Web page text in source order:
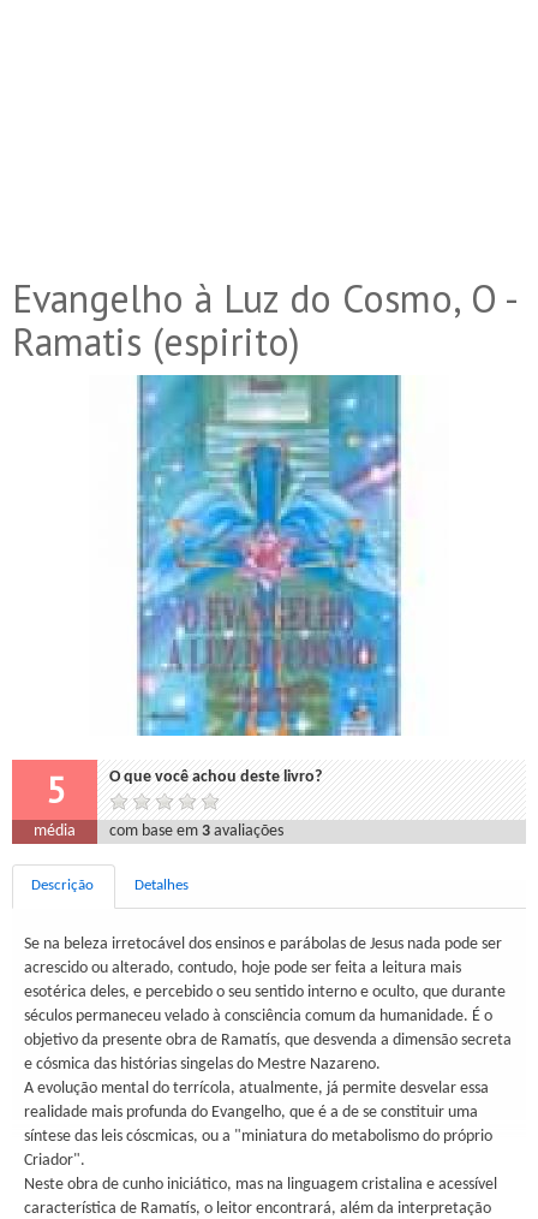
Evangelho à Luz do Cosmo, O -
Ramatis (espirito)
5 O que você achou deste livro?
média com base em3 avaliações
Descrição Detalhes
Se na beleza irretocável dos ensinos e parábolas de Jesus nada pode ser
acrescido ou alterado, contudo, hoje pode ser feita a leitura mais
esotérica deles, e percebido o seu sentido interno e oculto, que durante
séculos permaneceu velado à consciência comum da humanidade. É o
objetivo da presente obra de Ramatís, que desvenda a dimensão secreta
e cósmica das histórias singelas do Mestre Nazareno.
A evolução mental do terrícola, atualmente, já permite desvelar essa
realidade mais profunda do Evangelho, que é a de se constituir uma
síntese das leis cóscmicas, ou a "miniatura do metabolismo do próprio
Criador".
Neste obra de cunho iniciático, mas na linguagem cristalina e acessível
característica de Ramatís, o leitor encontrará, além da interpretação